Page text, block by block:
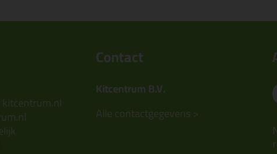
Contact
Kitcentrum B.V.
Alle contactgegevens >